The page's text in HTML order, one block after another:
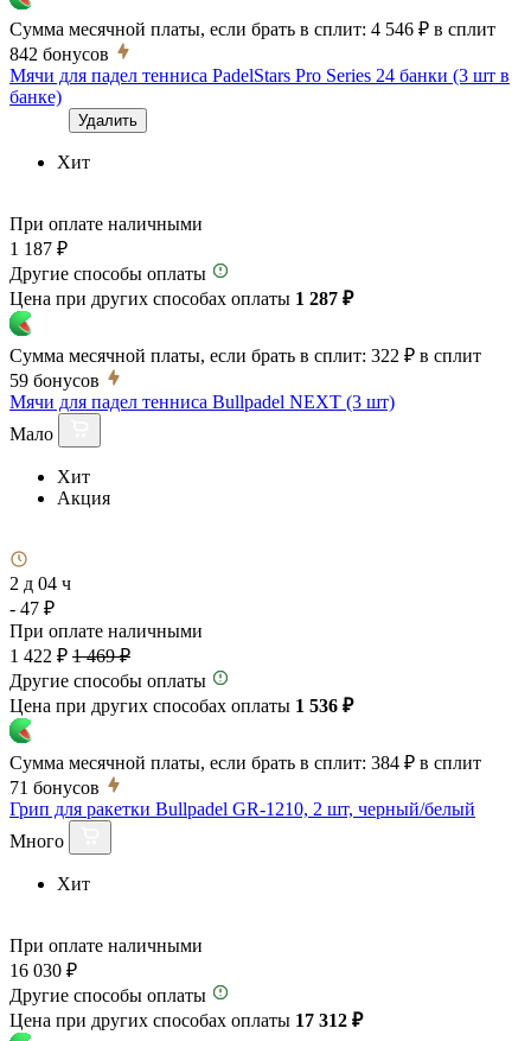
Сумма месячной платы, если брать в сплит: 4 546 ₽ в сплит
842 бонусов
Мячи для падел тенниса PadelStars Pro Series 24 банки (3 шт в
банке)
Удалить
Хит
При оплате наличными
1 187 ₽
Другие способы оплаты
Цена при других способах оплаты 1 287 ₽
Сумма месячной платы, если брать в сплит: 322 ₽ в сплит
59 бонусов
Мячи для падел тенниса Bullpadel NEXT (3 шт)
Мало
Хит
Акция
2 д 04 ч
- 47 ₽
При оплате наличными
1 422 ₽ 1 469 ₽
Другие способы оплаты
Цена при других способах оплаты 1 536 ₽
Сумма месячной платы, если брать в сплит: 384 ₽ в сплит
71 бонусов
Грип для ракетки Bullpadel GR-1210, 2 шт, черный/белый
Много
Хит
При оплате наличными
16 030 ₽
Другие способы оплаты
Цена при других способах оплаты 17 312 ₽